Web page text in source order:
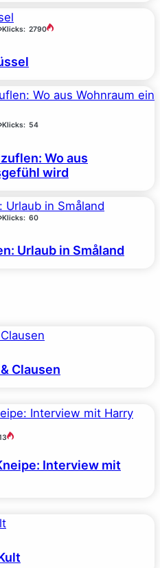
Klicks: 2790
Klicks: 54
Wo aus
wird
Klicks: 60
Urlaub in Småland
Clausen
Interview mit